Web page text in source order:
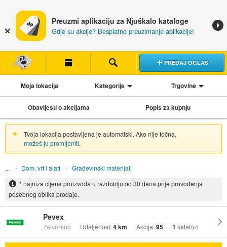
Preuzmi aplikaciju za Njuškalo kataloge
Gdje su akcije? Besplatno preuzimanje aplikacije!
PREDAJ OGLAS
Moja lokacija Kategorije Trgovine
Obavijesti o akcijama Popis za kupnju
Tvoja lokacija postavljena je automatski. Ako nije točna,
možeš ju promijeniti.
Dom, vrt i alati
Građevinski materijali
* najniža cijena proizvoda u razdoblju od 30 dana prije provođenja
posebnog oblika prodaje.
Pevex
Zatvoreno Udaljenost:4 km Akcije:95 1 katalozi